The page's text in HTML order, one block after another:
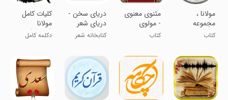
مولانا ،
مجموعه
دیوان کامل
(مولوی)
کتاب
مثنوی معنوی
- مولوی
کتاب
‏دریای سخن -
دریای شعر
فارسی
کتابخانه شعر
کلیات کامل
مولانا
(مولوی)
+معنای لغات
دکلمه کامل